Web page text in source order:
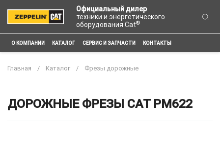
Официальный дилер
техники и энергетического
оборудования Cat®
О КОМПАНИИ КАТАЛОГ СЕРВИС И ЗАПЧАСТИ КОНТАКТЫ
Главная Каталог Фрезы дорожные
ДОРОЖНЫЕ ФРЕЗЫ CAT PM622